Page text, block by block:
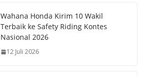
p k
Wahana Honda Kirim 10 Wakil
Terbaik ke Safety Riding Kontes
Nasional 2026
12 Juli 2026